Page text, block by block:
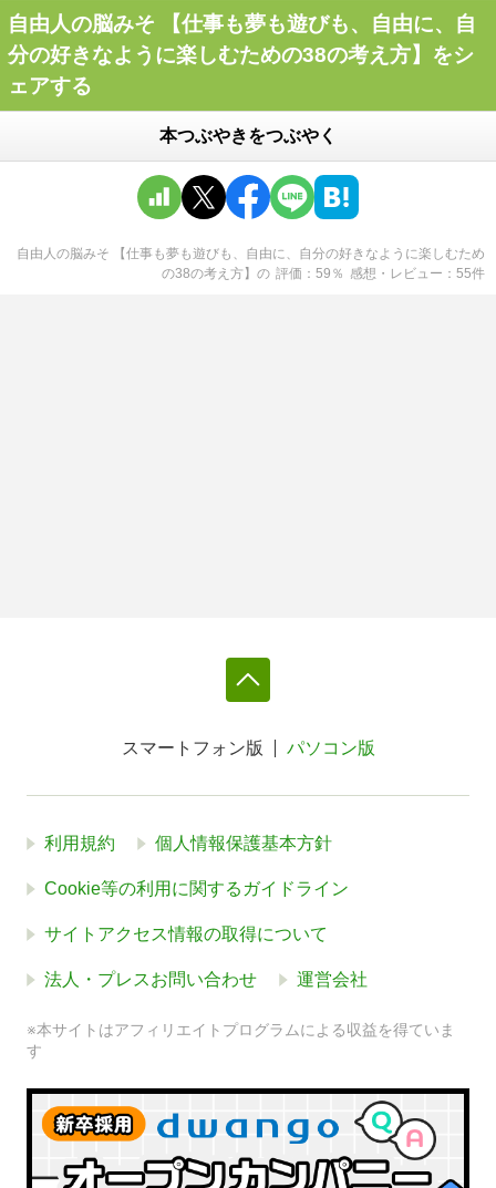
自由人の脳みそ 【仕事も夢も遊びも、自由に、自
分の好きなように楽しむための38の考え方】をシ
ェアする
本つぶやきをつぶやく
自由人の脳みそ 【仕事も夢も遊びも、自由に、自分の好きなように楽しむため
の38の考え方】 の 評価 59 ％ 感想・レビュー 55件
スマートフォン版 パソコン版
利用規約 個人情報保護基本方針
Cookie等の利用に関するガイドライン
サイトアクセス情報の取得について
法人・プレスお問い合わせ 運営会社
※本サイトはアフィリエイトプログラムによる収益を得ていま
す